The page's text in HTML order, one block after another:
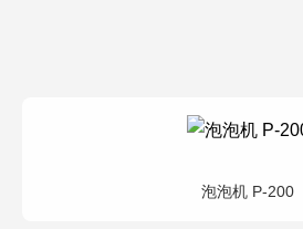
泡泡机 P-200